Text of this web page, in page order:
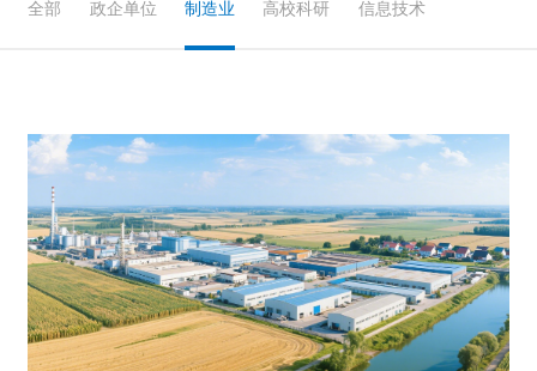
全部 政企单位 制造业 高校科研 信息技术